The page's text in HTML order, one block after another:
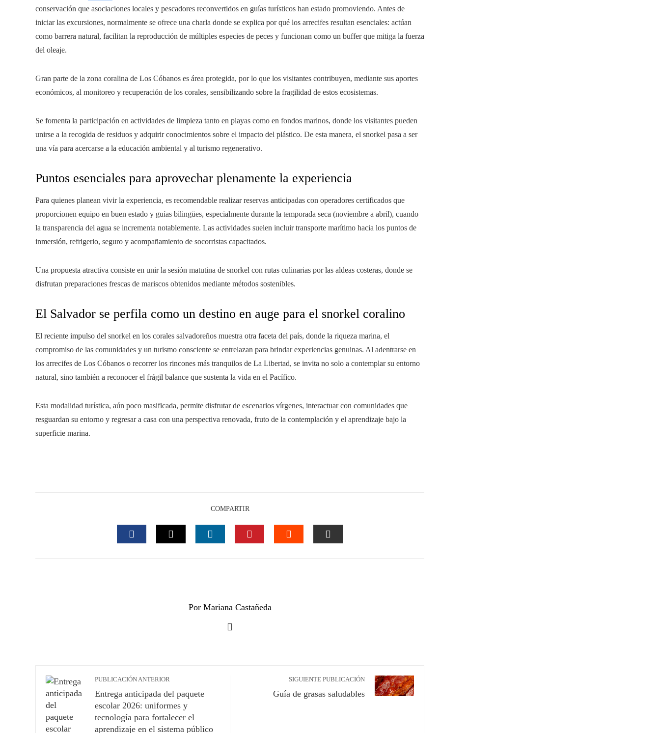
conservación que asociaciones locales y pescadores reconvertidos en guías turísticos han estado promoviendo. Antes de
iniciar las excursiones, normalmente se ofrece una charla donde se explica por qué los arrecifes resultan esenciales: actúan
como barrera natural, facilitan la reproducción de múltiples especies de peces y funcionan como un buffer que mitiga la fuerza
del oleaje.
Gran parte de la zona coralina de Los Cóbanos es área protegida, por lo que los visitantes contribuyen, mediante sus aportes
económicos, al monitoreo y recuperación de los corales, sensibilizando sobre la fragilidad de estos ecosistemas.
Se fomenta la participación en actividades de limpieza tanto en playas como en fondos marinos, donde los visitantes pueden
unirse a la recogida de residuos y adquirir conocimientos sobre el impacto del plástico. De esta manera, el snorkel pasa a ser
una vía para acercarse a la educación ambiental y al turismo regenerativo.
Puntos esenciales para aprovechar plenamente la experiencia
Para quienes planean vivir la experiencia, es recomendable realizar reservas anticipadas con operadores certificados que
proporcionen equipo en buen estado y guías bilingües, especialmente durante la temporada seca (noviembre a abril), cuando
la transparencia del agua se incrementa notablemente. Las actividades suelen incluir transporte marítimo hacia los puntos de
inmersión, refrigerio, seguro y acompañamiento de socorristas capacitados.
Una propuesta atractiva consiste en unir la sesión matutina de snorkel con rutas culinarias por las aldeas costeras, donde se
disfrutan preparaciones frescas de mariscos obtenidos mediante métodos sostenibles.
El Salvador se perfila como un destino en auge para el snorkel coralino
El reciente impulso del snorkel en los corales salvadoreños muestra otra faceta del país, donde la riqueza marina, el
compromiso de las comunidades y un turismo consciente se entrelazan para brindar experiencias genuinas. Al adentrarse en
los arrecifes de Los Cóbanos o recorrer los rincones más tranquilos de La Libertad, se invita no solo a contemplar su entorno
natural, sino también a reconocer el frágil balance que sustenta la vida en el Pacífico.
Esta modalidad turística, aún poco masificada, permite disfrutar de escenarios vírgenes, interactuar con comunidades que
resguardan su entorno y regresar a casa con una perspectiva renovada, fruto de la contemplación y el aprendizaje bajo la
superficie marina.
COMPARTIR
Por Mariana Castañeda
PUBLICACIÓN ANTERIOR
Entrega anticipada del paquete
escolar 2026: uniformes y
tecnología para fortalecer el
aprendizaje en el sistema público
SIGUIENTE PUBLICACIÓN
Guía de grasas saludables